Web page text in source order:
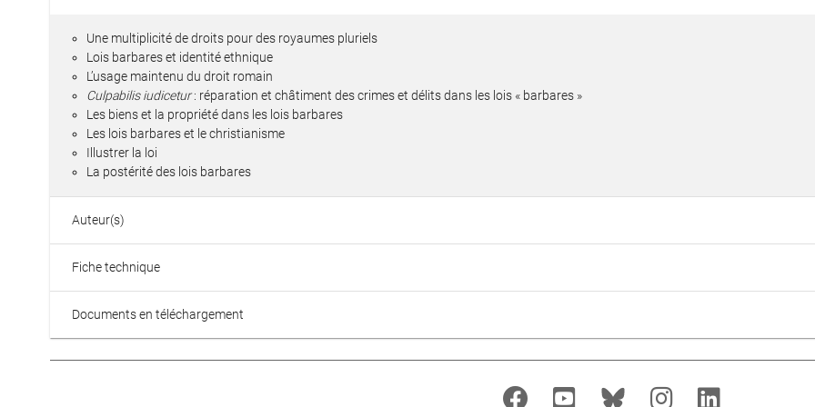
Une multiplicité de droits pour des royaumes pluriels
Lois barbares et identité ethnique
L’usage maintenu du droit romain
Culpabilis iudicetur: réparation et châtiment des crimes et délits dans les lois « barbares »
Les biens et la propriété dans les lois barbares
Les lois barbares et le christianisme
Illustrer la loi
La postérité des lois barbares
Auteur(s)
Fiche technique
Documents en téléchargement